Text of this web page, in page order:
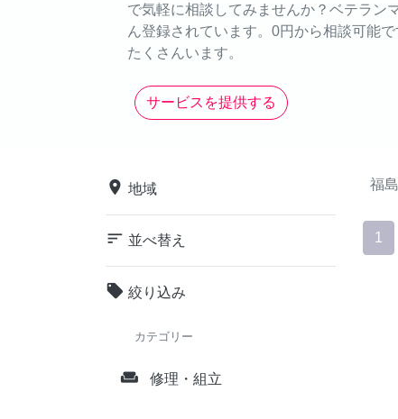
で気軽に相談してみませんか？ベテラン
ん登録されています。0円から相談可能
たくさんいます。
サービスを提供する
place 地域
sort 並べ替え
local_offer 絞り込み
カテゴリー
weekend 修理・組立
福
1